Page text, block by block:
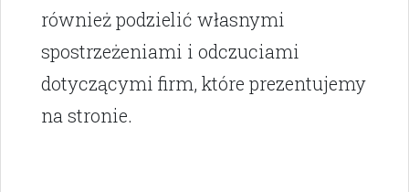
również podzielić własnymi
spostrzeżeniami i odczuciami
dotyczącymi firm, które prezentujemy
na stronie.